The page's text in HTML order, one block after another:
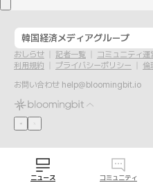
韓国経済メディアグループ
おしらせ 記者一覧
コミュニティ運
利用規約
プライバシーポリシー
倫
お問い合わせ help@bloomingbit.io
ニュース コミュニティ